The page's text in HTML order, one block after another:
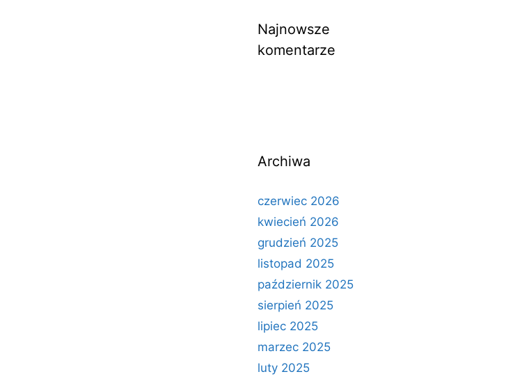
Najnowsze
komentarze
Archiwa
czerwiec 2026
kwiecień 2026
grudzień 2025
listopad 2025
październik 2025
sierpień 2025
lipiec 2025
marzec 2025
luty 2025